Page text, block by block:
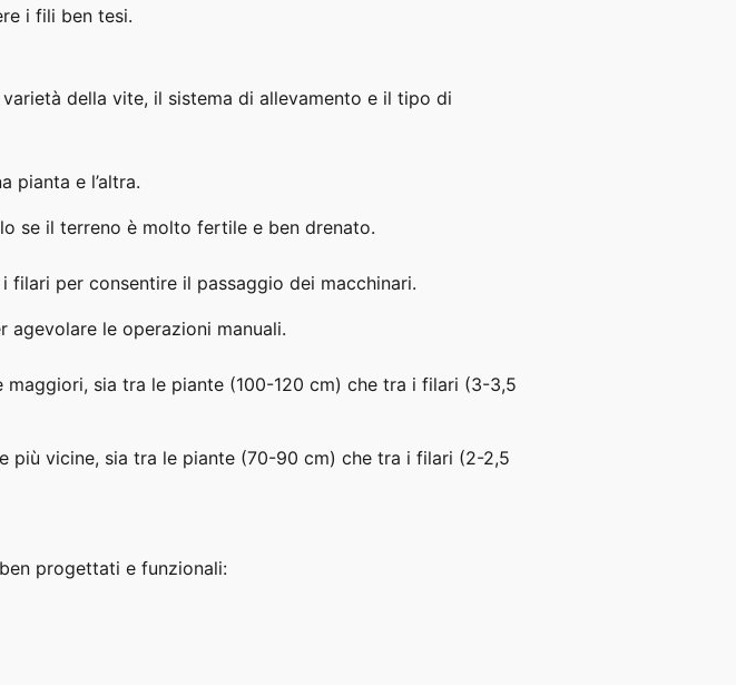
i fili ben tesi.
della vite, il sistema di allevamento e il tipo di
pianta e l’altra.
se il terreno è molto fertile e ben drenato.
filari per consentire il passaggio dei macchinari.
agevolare le operazioni manuali.
maggiori, sia tra le piante (100-120 cm) che tra i filari (3-3,5
più vicine, sia tra le piante (70-90 cm) che tra i filari (2-2,5
progettati e funzionali: